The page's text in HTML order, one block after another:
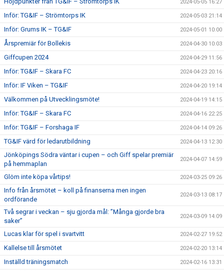
2024-05-05 16:27
Inför: TG&IF – Strömtorps IK 2024-05-03 21:14
Inför: Grums IK – TG&IF 2024-05-01 10:00
Årspremiär för Bollekis 2024-04-30 10:03
Giffcupen 2024 2024-04-29 11:56
Inför: TG&IF – Skara FC 2024-04-23 20:16
Inför: IF Viken – TG&IF 2024-04-20 19:14
Välkommen på Utvecklingsmöte! 2024-04-19 14:15
Inför: TG&IF – Skara FC 2024-04-16 22:25
Inför: TG&IF – Forshaga IF 2024-04-14 09:26
TG&IF värd för ledarutbildning 2024-04-13 12:30
Jönköpings Södra väntar i cupen – och Giff spelar premiär
på hemmaplan
2024-04-07 14:59
Glöm inte köpa vårtips! 2024-03-25 09:26
Info från årsmötet – koll på finanserna men ingen
ordförande
2024-03-13 08:17
Två segrar i veckan – sju gjorda mål: ”Många gjorde bra
saker”
2024-03-09 14:09
Lucas klar för spel i svartvitt 2024-02-27 19:52
Kallelse till årsmötet 2024-02-20 13:14
Inställd träningsmatch 2024-02-16 13:31